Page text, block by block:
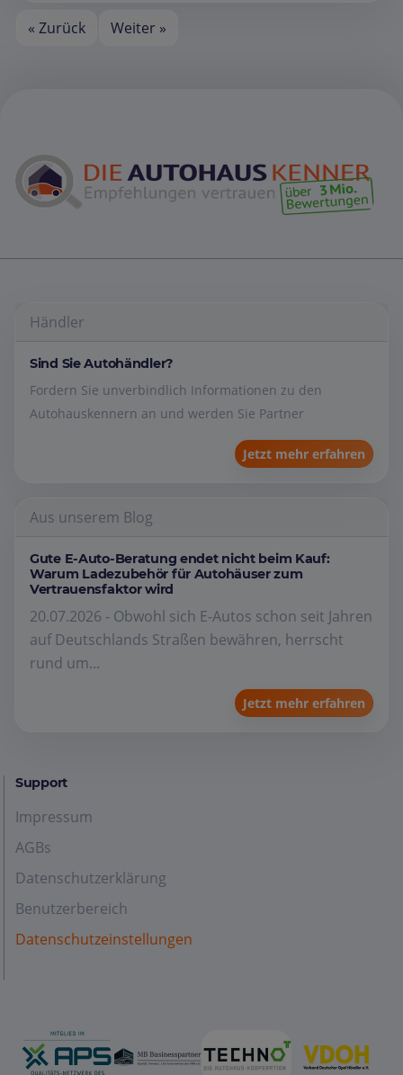
« Zurück Weiter »
Händler
Sind Sie Autohändler?
Fordern Sie unverbindlich Informationen zu den
Autohauskennern an und werden Sie Partner
Jetzt mehr erfahren
Aus unserem Blog
Gute E-Auto-Beratung endet nicht beim Kauf:
Warum Ladezubehör für Autohäuser zum
Vertrauensfaktor wird
20.07.2026 - Obwohl sich E-Autos schon seit Jahren
auf Deutschlands Straßen bewähren, herrscht
rund um...
Jetzt mehr erfahren
Support
Impressum
AGBs
Datenschutzerklärung
Benutzerbereich
Datenschutzeinstellungen